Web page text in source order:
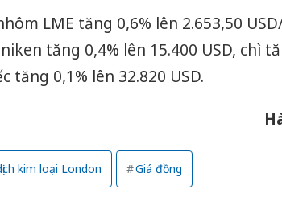
LME tăng 0,6% lên 2.653,50
tăng 0,4% lên 15.400 USD, chì
tăng 0,1% lên 32.820 USD.
kim loại London Giá đồng